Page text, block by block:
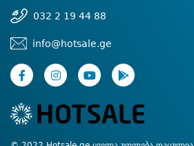
032 2 19 44 88
info@hotsale.ge